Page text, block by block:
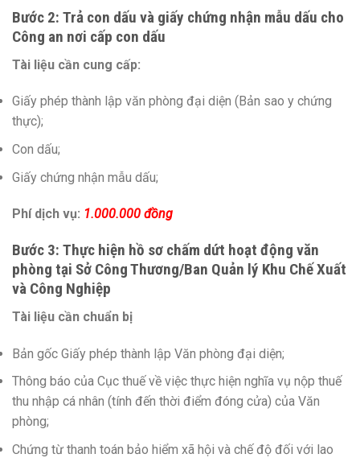
Bước 2: Trả con dấu và giấy chứng nhận mẫu dấu cho
Công an nơi cấp con dấu
Tài liệu cần cung cấp:
Giấy phép thành lập văn phòng đại diện (Bản sao y chứng
thực);
Con dấu;
Giấy chứng nhận mẫu dấu;
Phí dịch vụ: 1.000.000 đồng
Bước 3: Thực hiện hồ sơ chấm dứt hoạt động văn
phòng tại Sở Công Thương/Ban Quản lý Khu Chế Xuất
và Công Nghiệp
Tài liệu cần chuẩn bị
Bản gốc Giấy phép thành lập Văn phòng đại diện;
Thông báo của Cục thuế về việc thực hiện nghĩa vụ nộp thuế
thu nhập cá nhân (tính đến thời điểm đóng cửa) của Văn
phòng;
Chứng từ thanh toán bảo hiểm xã hội và chế độ đối với lao